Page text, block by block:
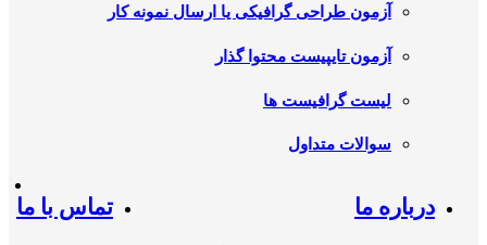
آزمون طراحی گرافیکی یا ارسال نمونه کار
آزمون تایپیست محتوا گذار
لیست گرافیست ها
سوالات متداول
درباره ما تماس با ما